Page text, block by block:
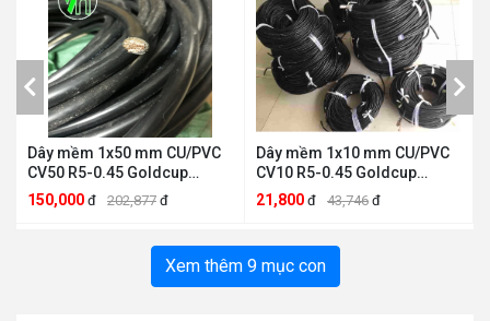
Dây mềm 1x50 mm CU/PVC
CV50 R5-0.45 Goldcup
GOLDCUP CV50 R5-0.45
150,000 đ 202,877 đ
Dây mềm 1x10 mm CU/PVC
CV10 R5-0.45 Goldcup
GOLDCUP CV10 R5-0.45
21,800 đ 43,746 đ
Xem thêm 9 mục con